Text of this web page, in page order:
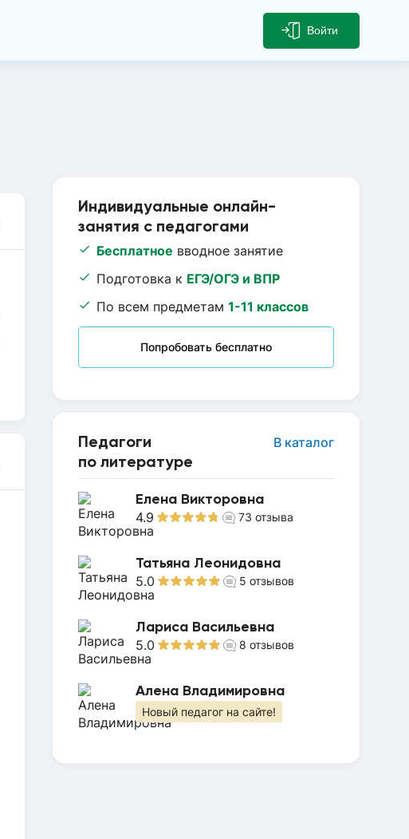
Войти
Индивидуальные онлайн-
занятия с педагогами
Бесплатное вводное занятие
Подготовка к ЕГЭ/ОГЭ и ВПР
По всем предметам 1-11 классов
Попробовать бесплатно
Педагоги
по литературе
В каталог
Елена Викторовна
4.9 73 отзыва
Татьяна Леонидовна
5.0 5 отзывов
Лариса Васильевна
5.0 8 отзывов
Алена Владимировна
Новый педагог на сайте!